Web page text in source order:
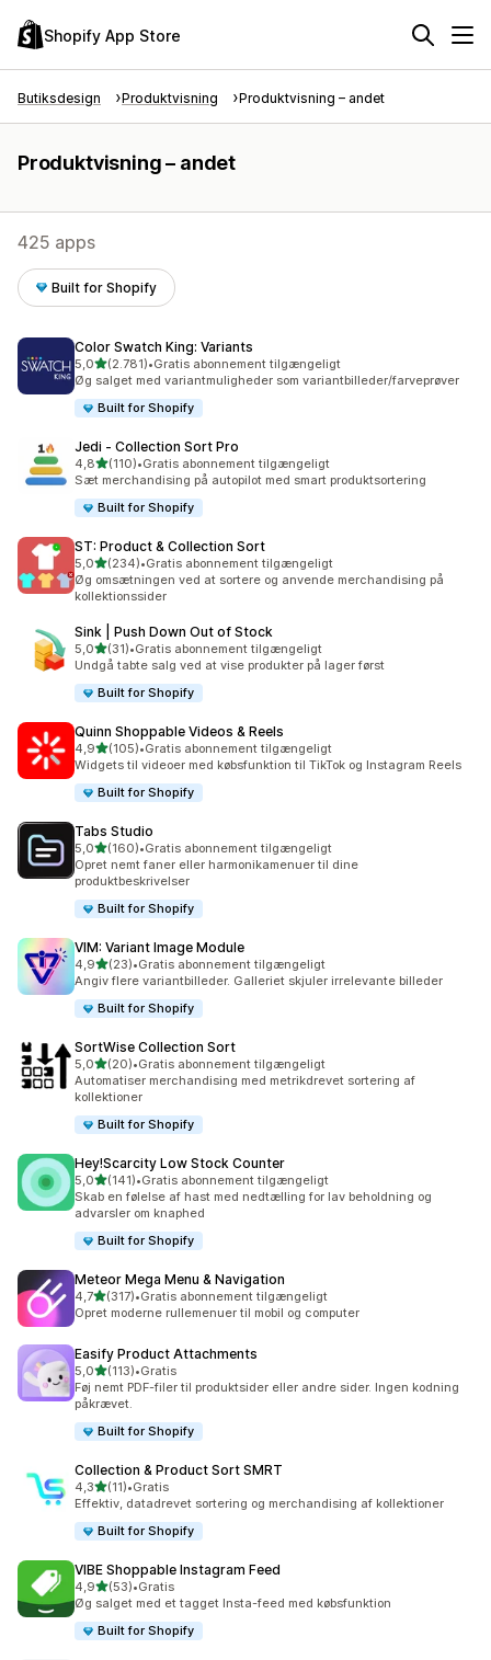
Shopify App Store
Butiksdesign Produktvisning Produktvisning – andet
Produktvisning – andet
425 apps
Built for Shopify
Color Swatch King: Variants
5,0ud af 5 stjerner
(2.781)
2781 anmeldelser i alt
•Gratis abonnement tilgængeligt
Øg salget med variantmuligheder som variantbilleder/farveprøver
Built for Shopify
Jedi ‑ Collection Sort Pro
4,8ud af 5 stjerner
(110)
110 anmeldelser i alt
•Gratis abonnement tilgængeligt
Sæt merchandising på autopilot med smart produktsortering
Built for Shopify
ST: Product & Collection Sort
5,0ud af 5 stjerner
(234)
234 anmeldelser i alt
•Gratis abonnement tilgængeligt
Øg omsætningen ved at sortere og anvende merchandising på
kollektionssider
Sink | Push Down Out of Stock
5,0ud af 5 stjerner
(31)
31 anmeldelser i alt
•Gratis abonnement tilgængeligt
Undgå tabte salg ved at vise produkter på lager først
Built for Shopify
Quinn Shoppable Videos & Reels
4,9ud af 5 stjerner
(105)
105 anmeldelser i alt
•Gratis abonnement tilgængeligt
Widgets til videoer med købsfunktion til TikTok og Instagram Reels
Built for Shopify
Tabs Studio
5,0ud af 5 stjerner
(160)
160 anmeldelser i alt
•Gratis abonnement tilgængeligt
Opret nemt faner eller harmonikamenuer til dine
produktbeskrivelser
Built for Shopify
VIM: Variant Image Module
4,9ud af 5 stjerner
(23)
23 anmeldelser i alt
•Gratis abonnement tilgængeligt
Angiv flere variantbilleder. Galleriet skjuler irrelevante billeder
Built for Shopify
SortWise Collection Sort
5,0ud af 5 stjerner
(20)
20 anmeldelser i alt
•Gratis abonnement tilgængeligt
Automatiser merchandising med metrikdrevet sortering af
kollektioner
Built for Shopify
Hey!Scarcity Low Stock Counter
5,0ud af 5 stjerner
(141)
141 anmeldelser i alt
•Gratis abonnement tilgængeligt
Skab en følelse af hast med nedtælling for lav beholdning og
advarsler om knaphed
Built for Shopify
Meteor Mega Menu & Navigation
4,7ud af 5 stjerner
(317)
317 anmeldelser i alt
•Gratis abonnement tilgængeligt
Opret moderne rullemenuer til mobil og computer
Easify Product Attachments
5,0ud af 5 stjerner
(113)
113 anmeldelser i alt
•Gratis
Føj nemt PDF-filer til produktsider eller andre sider. Ingen kodning
påkrævet.
Built for Shopify
Collection & Product Sort SMRT
4,3ud af 5 stjerner
(11)
11 anmeldelser i alt
•Gratis
Effektiv, datadrevet sortering og merchandising af kollektioner
Built for Shopify
VIBE Shoppable Instagram Feed
4,9ud af 5 stjerner
(53)
53 anmeldelser i alt
•Gratis
Øg salget med et tagget Insta-feed med købsfunktion
Built for Shopify